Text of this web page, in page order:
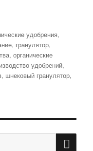
удобрения,
, гранулятор,
,органические
удобрений,
, шнековый гранулятор,